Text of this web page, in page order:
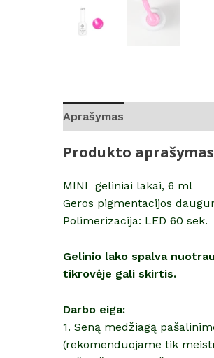
Aprašymas
Produkto aprašymas
MINI geliniai lakai, 6 ml
Geros pigmentacijos
Polimerizacija: LED 60
Gelinio lako spalva
tikrovėje gali skirtis.
Darbo eiga:
1. Seną medžiagą
(rekomenduojame tik